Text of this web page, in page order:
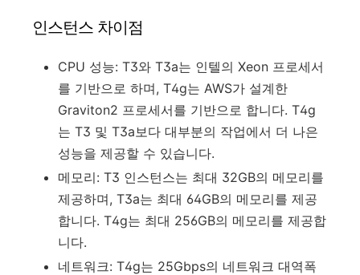
인스턴스 차이점
CPU 성능: T3와 T3a는 인텔의 Xeon 프로세서
를 기반으로 하며, T4g는 AWS가 설계한
Graviton2 프로세서를 기반으로 합니다. T4g
는 T3 및 T3a보다 대부분의 작업에서 더 나은
성능을 제공할 수 있습니다.
메모리: T3 인스턴스는 최대 32GB의 메모리를
제공하며, T3a는 최대 64GB의 메모리를 제공
합니다. T4g는 최대 256GB의 메모리를 제공합
니다.
네트워크: T4g는 25Gbps의 네트워크 대역폭